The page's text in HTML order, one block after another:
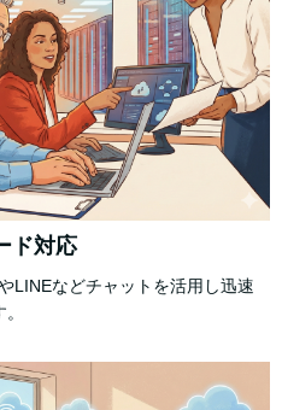
ド対応
LINEなどチャットを活用し迅速